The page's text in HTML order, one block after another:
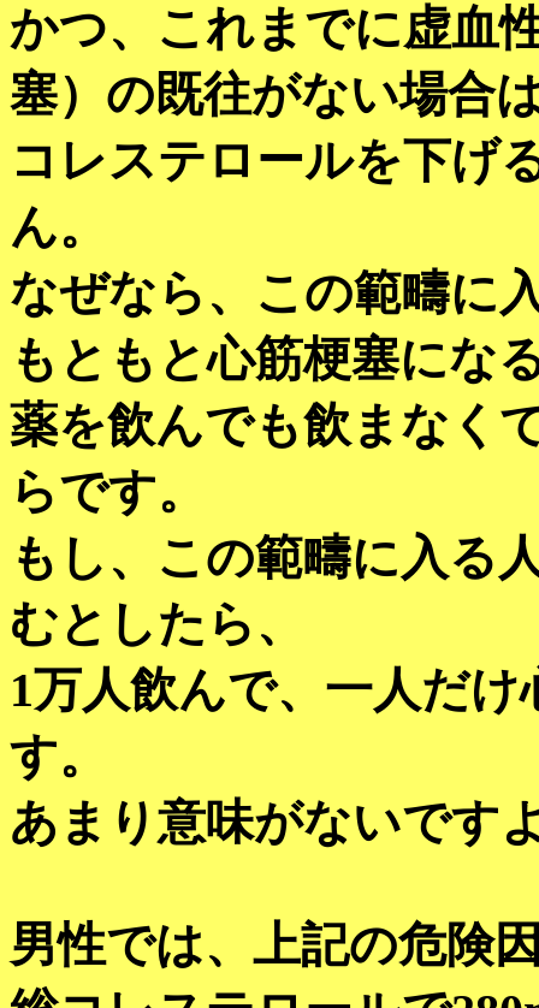
かつ、これまでに虚血
塞）の既往がない場合
コレステロールを下げ
ん。
なぜなら、この範疇に
もともと心筋梗塞にな
薬を飲んでも飲まなく
らです。
もし、この範疇に入る
むとしたら、
1万人飲んで、一人だ
す。
あまり意味がないです
男性では、上記の危険